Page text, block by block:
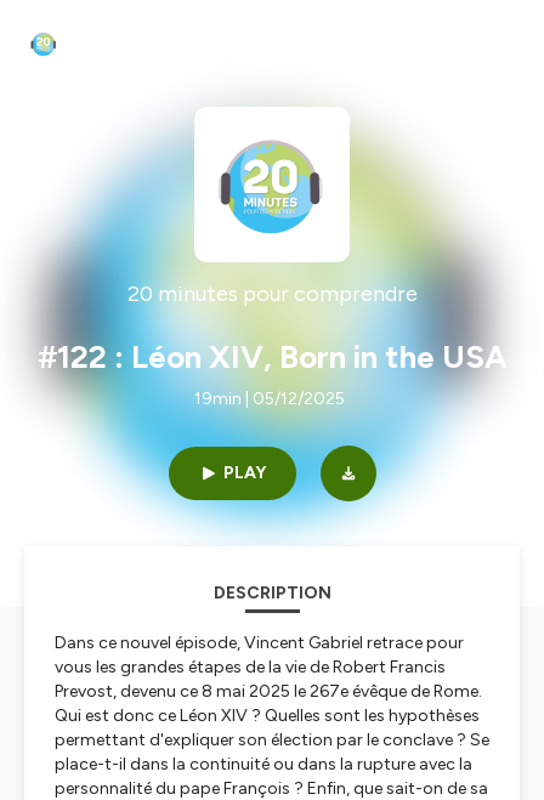
20 minutes pour comprendre
#122 : Léon XIV, Born in the USA
19min | 05/12/2025
PLAY
DESCRIPTION
Dans ce nouvel épisode, Vincent Gabriel retrace pour
vous les grandes étapes de la vie de Robert Francis
Prevost, devenu ce 8 mai 2025 le 267e évêque de Rome.
Qui est donc ce Léon XIV ? Quelles sont les hypothèses
permettant d'expliquer son élection par le conclave ? Se
place-t-il dans la continuité ou dans la rupture avec la
personnalité du pape François ? Enfin, que sait-on de sa